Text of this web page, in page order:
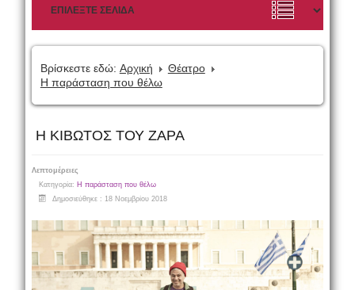
Βρίσκεστε εδώ: Αρχική
Θέατρο
Η παράσταση που θέλω
Η ΚΙΒΩΤΟΣ ΤΟΥ ΖΑΡΑ
Λεπτομέρειες
Κατηγορία: Η παράσταση που θέλω
Δημοσιεύθηκε : 18 Νοεμβρίου 2018